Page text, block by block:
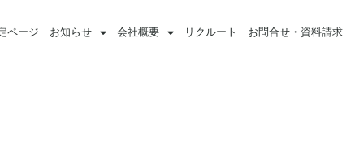
ページ お知らせ 会社概要 リクルート お問合せ・資料請求